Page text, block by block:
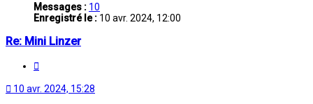
Messages : 10
Enregistré le : 10 avr. 2024, 12:00
Re: Mini Linzer
10 avr. 2024, 15:28